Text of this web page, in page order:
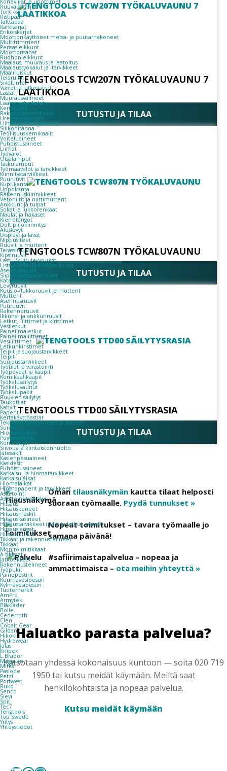
Koneviilat ja upottimet
Ruuvauskärjet
Torx -kärki
Ristipää
Talttapää
Kärkisarjat
Erikoiskärjet
Moottorikäyttöiset metsä- ja puutarhakoneet
Multitrimmerit
Pensasleikkurit
Moottorisahat
Ruohonleikkurit
Maalaus, muuraus ja laatoitus
Maalaustyökalut ja -tarvikkeet
Maaliruiskut
Telarullat
Siveltimet
Varret ja jatkovarret
Lastat
Muurausvälineet
Laatoitustyökalut
Kemikaalit
Rakennuskemikaalit
Uretaanivaahdot
Liimat ja tiivistysaineet
Silikonitahna
Teollisuuskemikaalit
Voiteluaineet
Puhdistusaineet
Liimat
Työvalot
Otsalamput
Taskulamput
Työmaavalot ja tarvikkeet
Kiinnitys­tarvikkeet
Puuruuvit
Kupukanta
Uppokanta
Rakennuskiinnikkeet
Vetoniitit ja niittimutterit
Ankkurit ja tulpat
Sokat ja lukkorenkaat
Naulat ja hakaset
Kierretangot
Dolt piilokiinnitys
Aluslevyt
Displayt ja lavat
Nippusiteet
Ruuvit ja mutterit
Terassiruuvit
Kipsiruuvit
Lastu-/kuitulevyruuvit
Lista-/lattia-/laminaattiruuvit
Asennusruuvit
Siipi-/ilmastointiruuvit
Kateruuvit
Levyruuvit
Kuusio-/lukkoruuvit ja mutterit
Mutterit
Asennusruuvit
Puuruuvit
Rakenneruuvit
Ikkuna- ja ankkuriruuvit
Letkut, liittimet ja kiristimet
Vesiletkut
Paineilmaletkut
Paineilmaliittimet
Vesiliittimet
Letkunkiristimet
Teipit ja suojaustarvikkeet
Teipit
Suojaustarvikkeet
Työtilat ja varastointi
Työpöydät ja kaapit
Kemikaalikaapit
Työkalusäilytys
Työkaluvaunut
Työkalupakit
Ruuvien säilytys
Taukotilat
Kahvit
Paperit
Kertakäyttöastiat
Teknisen työn koneet ja laitteet
Sorvit
Hiomakoneet
Pöytäsirkkelit
Konesuojat
Siivous ja kiinteistönhuolto
Jätesäkit
Käsienpesuaineet
Käsidesit
Puhdistusaineet
Katkaisu- ja hiomatarvikkeet
Katkaisulaikat
Hiomalaikat
Hiomapaperit ja tarvikkeet
Asfaltointi
Asfaltointityökalut
Hitsaus
Hitsauskoneet
Hitsausmaskit
Hitsauskäsineet
Hitsaustarvikkeet (pillit ja letkut, pastat)
Hitsauslangat
Hitsauspuikot
Tikkaat ja rakennustelineet
Tikkaat
Monitoimitikkaat
A tikkaat
Jatkotikkaat
Rakennustelineet
Työpukit
Painepesurit
Kuumavesipesuri
Kylmävesipesuri
Tuotemerkit
AmPro
Armytek
Blåkläder
Bolle
Cederroth
Clen
Cobalt Gear
Gildan
Hikoki
Hydrowear
Jalas
Knipex
L.Brador
Magnum
Mirka
Paslode
Petzl
Portwest
Ruko
Senco
Sievi
Spit
Tec7
Tengtools
Top Swede
Yritys
Yhteystiedot
TENGTOOLS TCW207N TYÖKALUVAUNU 7
LAATIKKOA
TUTUSTU JA TILAA
TENGTOOLS TCW807N TYÖKALUVAUNU
TUTUSTU JA TILAA
TENGTOOLS TTD00 SÄILYTYSRASIA
TUTUSTU JA TILAA
Oman tilausnäkymän kautta tilaat helposti
suoraan työmaalle. Pyydä tunnukset »
Nopeat toimitukset – tavara työmaalle jo
samana päivänä!
#safiirimaistapalvelua – nopeaa ja
ammattimaista – ota meihin yhteyttä »
Haluatko parasta palvelua?
Katsotaan yhdessä kokonaisuus kuntoon — soita 020 719
1950 tai kutsu meidät käymään. Meiltä saat
henkilökohtaista ja nopeaa palvelua.
Kutsu meidät käymään